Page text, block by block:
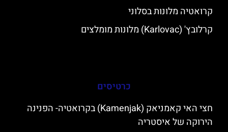
קרואטיה מלונות בסלוני
קרלובץ' (Karlovac) מלונות מומלצים
כרטיסים
חצי האי קאמניאק (Kamenjak) בקרואטיה- הפנינה
הירוקה של איסטריה